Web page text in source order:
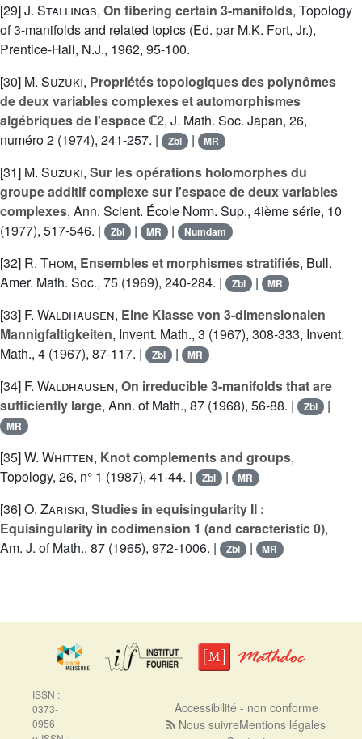
[29]J. Stallings, On fibering certain 3-manifolds, Topology
of 3-manifolds and related topics (Ed. par M.K. Fort, Jr.),
Prentice-Hall, N.J., 1962, 95-100.
[30] M. Suzuki, Propriétés topologiques des polynômes
de deux variables complexes et automorphismes
algébriques de l'espace ℂ2, J. Math. Soc. Japan, 26,
numéro 2 (1974), 241-257. |
Zbl | MR
[31] M. Suzuki, Sur les opérations holomorphes du
groupe additif complexe sur l'espace de deux variables
complexes, Ann. Scient. École Norm. Sup., 4ième série, 10
(1977), 517-546. |
Zbl | MR | Numdam
[32] R. Thom, Ensembles et morphismes stratifiés, Bull.
Amer. Math. Soc., 75 (1969), 240-284. |
Zbl | MR
[33] F. Waldhausen, Eine Klasse von 3-dimensionalen
Mannigfaltigkeiten, Invent. Math., 3 (1967), 308-333, Invent.
Math., 4 (1967), 87-117. |
Zbl | MR
[34] F. Waldhausen, On irreducible 3-manifolds that are
sufficiently large, Ann. of Math., 87 (1968), 56-88. | Zbl |
MR
[35]W. Whitten, Knot complements and groups,
Topology, 26, n° 1 (1987), 41-44. |
Zbl | MR
[36]O. Zariski, Studies in equisingularity II :
Equisingularity in codimension 1 (and caracteristic 0),
Am. J. of Math., 87 (1965), 972-1006. |
Zbl | MR
ISSN :
0373-
0956
Accessibilité - non conforme
Nous suivreMentions légales